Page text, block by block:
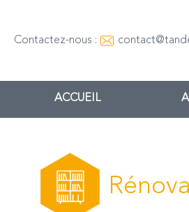
Contactez-nous :
ACCUEIL